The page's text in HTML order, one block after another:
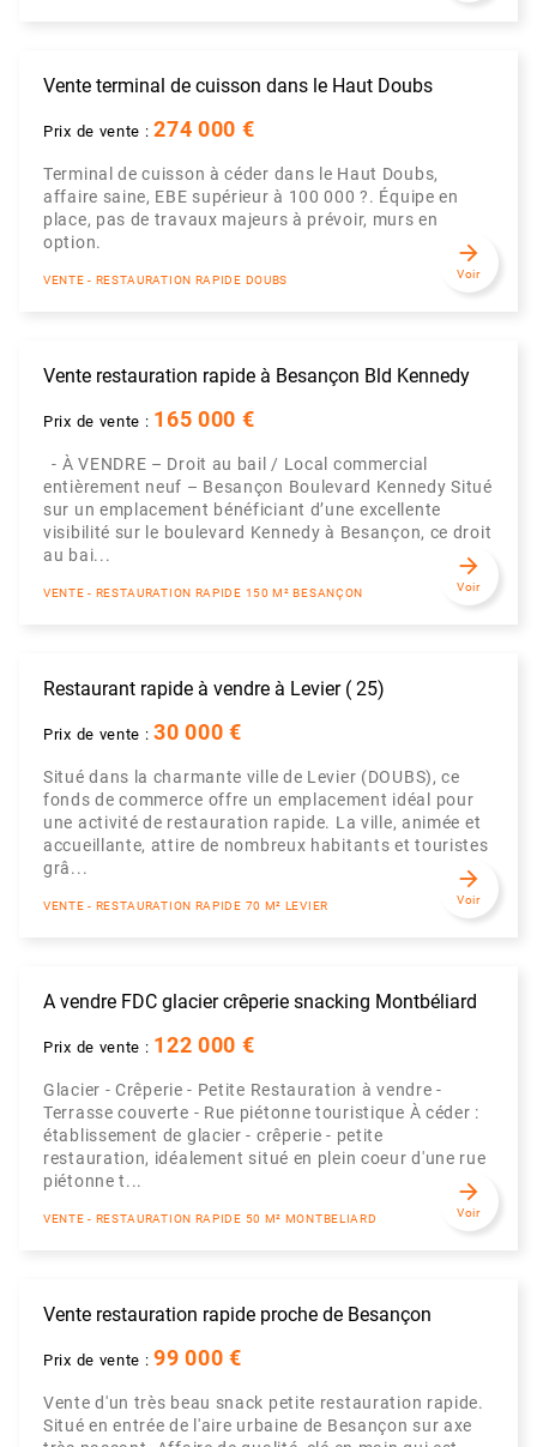
Vente terminal de cuisson dans le Haut Doubs
Prix de vente :274 000 €
Terminal de cuisson à céder dans le Haut Doubs,
affaire saine, EBE supérieur à 100 000 ?. Équipe en
place, pas de travaux majeurs à prévoir, murs en
option.
VENTE - RESTAURATION RAPIDE DOUBS
arrow_forward
Voir
Vente restauration rapide à Besançon Bld Kennedy
Prix de vente : 165 000 €
- À VENDRE – Droit au bail / Local commercial
entièrement neuf – Besançon Boulevard Kennedy Situé
sur un emplacement bénéficiant d’une excellente
visibilité sur le boulevard Kennedy à Besançon, ce droit
au bai...
VENTE - RESTAURATION RAPIDE 150 M² BESANÇON
arrow_forward
Voir
Restaurant rapide à vendre à Levier ( 25)
Prix de vente :30 000 €
Situé dans la charmante ville de Levier (DOUBS), ce
fonds de commerce offre un emplacement idéal pour
une activité de restauration rapide. La ville, animée et
accueillante, attire de nombreux habitants et touristes
grâ...
VENTE - RESTAURATION RAPIDE 70 M² LEVIER
arrow_forward
Voir
A vendre FDC glacier crêperie snacking Montbéliard
Prix de vente : 122 000 €
Glacier - Crêperie - Petite Restauration à vendre -
Terrasse couverte - Rue piétonne touristique À céder :
établissement de glacier - crêperie - petite
restauration, idéalement situé en plein coeur d'une rue
piétonne t...
VENTE - RESTAURATION RAPIDE 50 M² MONTBELIARD
arrow_forward
Voir
Vente restauration rapide proche de Besançon
Prix de vente :99 000 €
Vente d'un très beau snack petite restauration rapide.
Situé en entrée de l'aire urbaine de Besançon sur axe